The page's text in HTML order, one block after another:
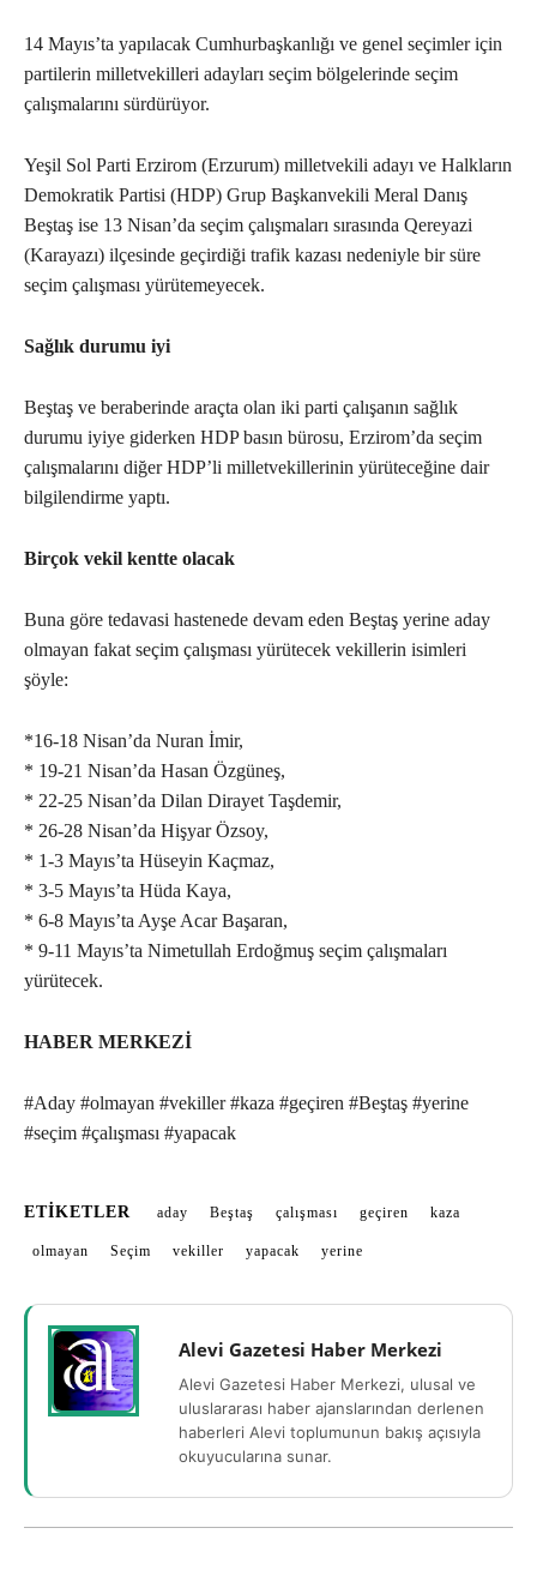
14 Mayıs’ta yapılacak Cumhurbaşkanlığı ve genel seçimler için
partilerin milletvekilleri adayları seçim bölgelerinde seçim
çalışmalarını sürdürüyor.
Yeşil Sol Parti Erzirom (Erzurum) milletvekili adayı ve Halkların
Demokratik Partisi (HDP) Grup Başkanvekili Meral Danış
Beştaş ise 13 Nisan’da seçim çalışmaları sırasında Qereyazi
(Karayazı) ilçesinde geçirdiği trafik kazası nedeniyle bir süre
seçim çalışması yürütemeyecek.
Sağlık durumu iyi
Beştaş ve beraberinde araçta olan iki parti çalışanın sağlık
durumu iyiye giderken HDP basın bürosu, Erzirom’da seçim
çalışmalarını diğer HDP’li milletvekillerinin yürüteceğine dair
bilgilendirme yaptı.
Birçok vekil kentte olacak
Buna göre tedavasi hastenede devam eden Beştaş yerine aday
olmayan fakat seçim çalışması yürütecek vekillerin isimleri
şöyle:
*16-18 Nisan’da Nuran İmir,
* 19-21 Nisan’da Hasan Özgüneş,
* 22-25 Nisan’da Dilan Dirayet Taşdemir,
* 26-28 Nisan’da Hişyar Özsoy,
* 1-3 Mayıs’ta Hüseyin Kaçmaz,
* 3-5 Mayıs’ta Hüda Kaya,
* 6-8 Mayıs’ta Ayşe Acar Başaran,
* 9-11 Mayıs’ta Nimetullah Erdoğmuş seçim çalışmaları
yürütecek.
HABER MERKEZİ
#Aday #olmayan #vekiller #kaza #geçiren #Beştaş #yerine
#seçim #çalışması #yapacak
ETIKETLER aday Beştaş çalışması geçiren kaza
olmayan Seçim vekiller yapacak yerine
Alevi Gazetesi Haber Merkezi
Alevi Gazetesi Haber Merkezi, ulusal ve
uluslararası haber ajanslarından derlenen
haberleri Alevi toplumunun bakış açısıyla
okuyucularına sunar.